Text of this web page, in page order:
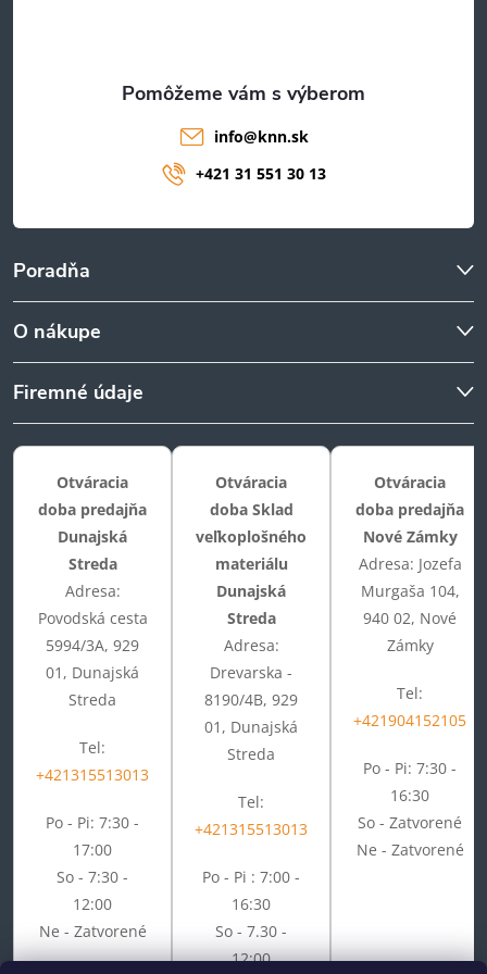
Poradňa
O nákupe
Firemné údaje
info@knn.sk
+421 31 551 30 13
Otváracia
doba predajňa
Dunajská
Streda
Adresa:
Povodská cesta
5994/3A, 929
01, Dunajská
Streda
Tel:
+421315513013
Po - Pi: 7:30 -
17:00
So - 7:30 -
12:00
Ne - Zatvorené
Otváracia
doba Sklad
veľkoplošného
materiálu
Dunajská
Streda
Adresa:
Drevarska -
8190/4B, 929
01, Dunajská
Streda
Tel:
+421315513013
Po - Pi : 7:00 -
16:30
So - 7.30 -
12:00
Otváracia
doba predajňa
Nové Zámky
Adresa: Jozefa
Murgaša 104,
940 02, Nové
Zámky
Tel:
+421904152105
Po - Pi: 7:30 -
16:30
So - Zatvorené
Ne - Zatvorené